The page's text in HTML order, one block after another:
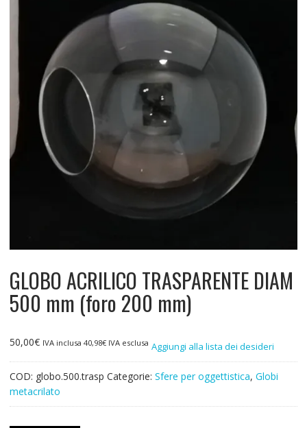
GLOBO ACRILICO TRASPARENTE DIAM
500 mm (foro 200 mm)
50,00€ IVA inclusa 40,98€IVA esclusa Aggiungi alla lista dei desideri
COD: globo.500.trasp Categorie: Sfere per oggettistica, Globi
metacrilato